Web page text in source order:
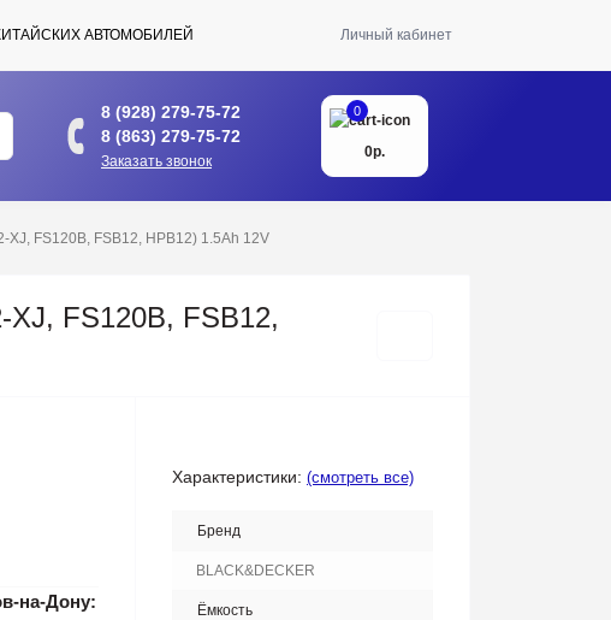
АВТОМОБИЛЕЙ Личный кабинет
8 (928) 279-75-72
8 (863) 279-75-72
Заказать звонок
0
0р.
XJ, FS120B, FSB12, HPB12) 1.5Ah 12V
XJ, FS120B, FSB12,
на-Дону:
Характеристики: (смотреть все)
Бренд
BLACK&DECKER
Ёмкость